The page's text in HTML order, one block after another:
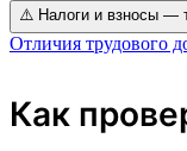
⚠️ Налоги и взносы —
Отличия трудового
Как